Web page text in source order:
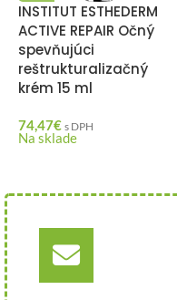
INSTITUT ESTHEDERM
ACTIVE REPAIR Očný
spevňujúci
reštrukturalizačný
krém 15 ml
74,47€ s DPH
Na sklade